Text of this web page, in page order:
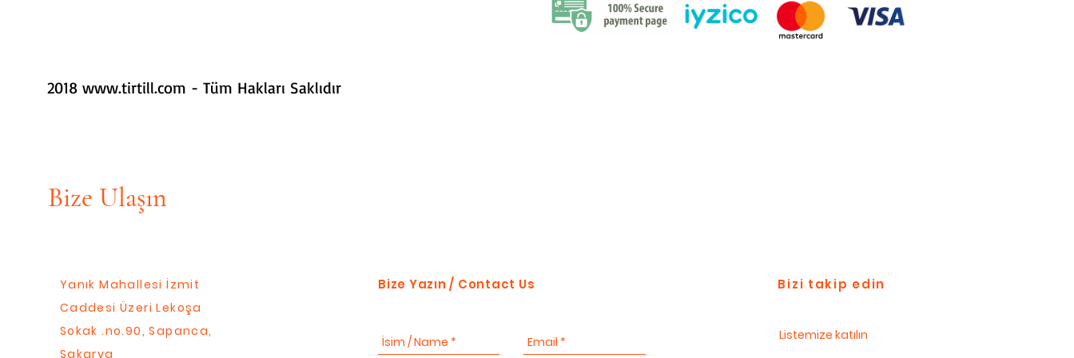
2018 www.tirtill.com - Tüm Hakları Saklıdır
Bize Ulaşın
Yanık Mahallesi İzmit
Caddesi Üzeri Lekoşa
Sokak .no.90, Sapanca,
Sakarya
Bize Yazın / Contact Us Bizi takip edin
Listemize katılın